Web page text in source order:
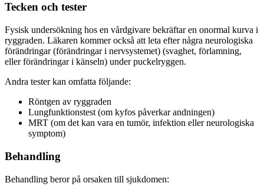
Tecken och tester
Fysisk undersökning hos en vårdgivare bekräftar en onormal kurva i
ryggraden. Läkaren kommer också att leta efter några neurologiska
förändringar (förändringar i nervsystemet) (svaghet, förlamning,
eller förändringar i känseln) under puckelryggen.
Andra tester kan omfatta följande:
Röntgen av ryggraden
Lungfunktionstest (om kyfos påverkar andningen)
MRT (om det kan vara en tumör, infektion eller neurologiska
symptom)
Behandling
Behandling beror på orsaken till sjukdomen: